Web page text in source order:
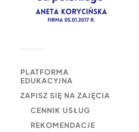
PLATFORMA
EDUKACYJNA
ZAPISZ SIĘ NA ZAJĘCIA
CENNIK USŁUG
REKOMENDACJE